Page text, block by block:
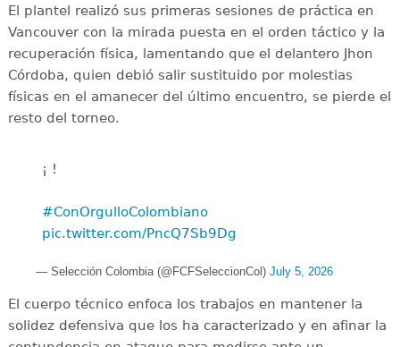
El plantel realizó sus primeras sesiones de práctica en
Vancouver con la mirada puesta en el orden táctico y la
recuperación física, lamentando que el delantero Jhon
Córdoba, quien debió salir sustituido por molestias
físicas en el amanecer del último encuentro, se pierde el
resto del torneo.
¡ !
#ConOrgulloColombiano
pic.twitter.com/PncQ7Sb9Dg
— Selección Colombia (@FCFSeleccionCol) July 5, 2026
El cuerpo técnico enfoca los trabajos en mantener la
solidez defensiva que los ha caracterizado y en afinar la